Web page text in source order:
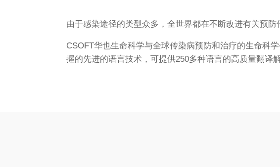
由于感染途径的类型众多，全世界都在不断改进有关预
CSOFT华也生命科学与全球传染病预防和治疗的生命科
握的先进的语言技术，可提供250多种语言的高质量翻译解